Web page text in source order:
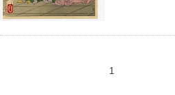
1